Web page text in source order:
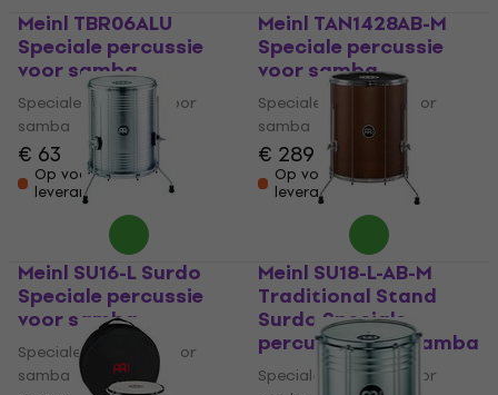
Meinl TBR06ALU
Speciale percussie
voor samba
Speciale percussie voor
samba
€ 63
Op voorraad bij de
leverancier
Meinl TAN1428AB-M
Speciale percussie
voor samba
Speciale percussie voor
samba
€ 289
Op voorraad bij de
leverancier
Meinl SU16-L Surdo
Speciale percussie
voor samba
Speciale percussie voor
samba
Meinl SU18-L-AB-M
Traditional Stand
Surdo Speciale
percussie voor samba
Speciale percussie voor